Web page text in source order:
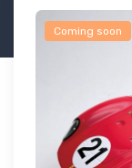
Coming soon